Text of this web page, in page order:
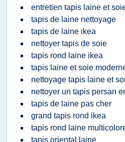
entretien tapis laine et
tapis de laine nettoyage
tapis de laine ikea
nettoyer tapis de soie
tapis rond laine ikea
tapis laine et soie
nettoyage tapis laine et
nettoyer un tapis persan
tapis de laine pas cher
grand tapis rond ikea
tapis rond laine
tapis oriental laine